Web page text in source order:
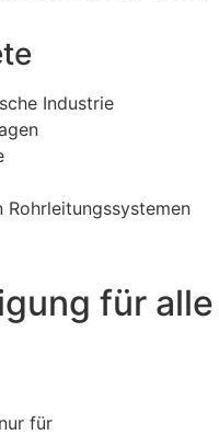
Industrie
für alle
für